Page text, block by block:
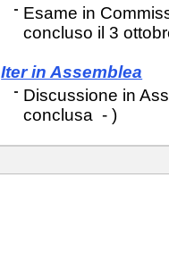
Esame in
concluso il 3
Iter in Assemblea
Discussione in
conclusa - )